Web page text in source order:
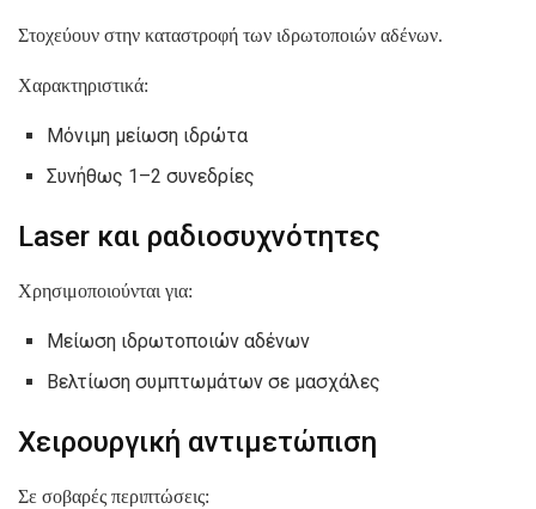
Στοχεύουν στην καταστροφή των ιδρωτοποιών αδένων.
Χαρακτηριστικά:
Μόνιμη μείωση ιδρώτα
Συνήθως 1–2 συνεδρίες
Laser και ραδιοσυχνότητες
Χρησιμοποιούνται για:
Μείωση ιδρωτοποιών αδένων
Βελτίωση συμπτωμάτων σε μασχάλες
Χειρουργική αντιμετώπιση
Σε σοβαρές περιπτώσεις: